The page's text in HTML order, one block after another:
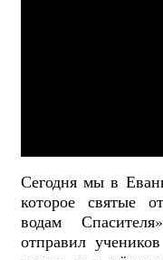
Сегодня мы в
которое святые
водам
отправил